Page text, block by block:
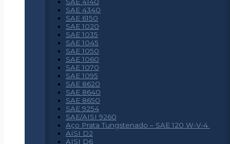
SAE 4340
SAE 6150
SAE 1020
SAE 1035
SAE 1045
SAE 1050
SAE 1060
SAE 1070
SAE 1095
SAE 8620
SAE 8640
SAE 8650
SAE 9254
SAE/AISI 9260
Aço Prata Tungstenado – SAE 120 W-V-4
AISI D2
AISI D6